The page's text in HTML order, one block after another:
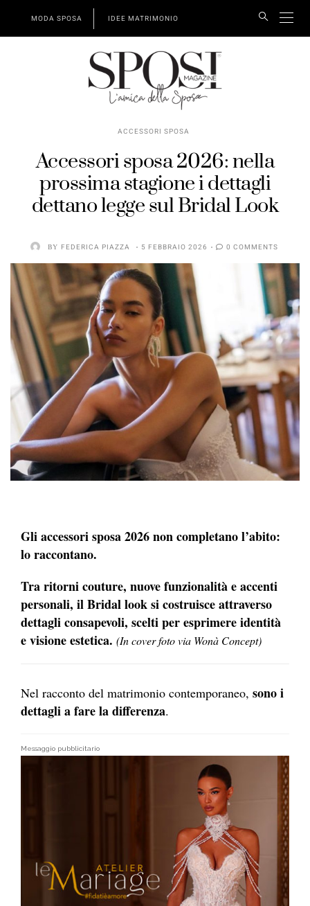
MODA SPOSA IDEE MATRIMONIO
ACCESSORI SPOSA
Accessori sposa 2026: nella
prossima stagione i dettagli
dettano legge sul Bridal Look
BY FEDERICA PIAZZA 5 FEBBRAIO 2026 0 COMMENTS
Gli accessori sposa 2026 non completano l’abito:
lo raccontano.
Tra ritorni couture, nuove funzionalità e accenti
personali, il Bridal look si costruisce attraverso
dettagli consapevoli, scelti per esprimere identità
e visione estetica. (In cover foto via Wonà Concept)
Nel racconto del matrimonio contemporaneo, sono i
dettagli a fare la differenza.
Messaggio pubblicitario